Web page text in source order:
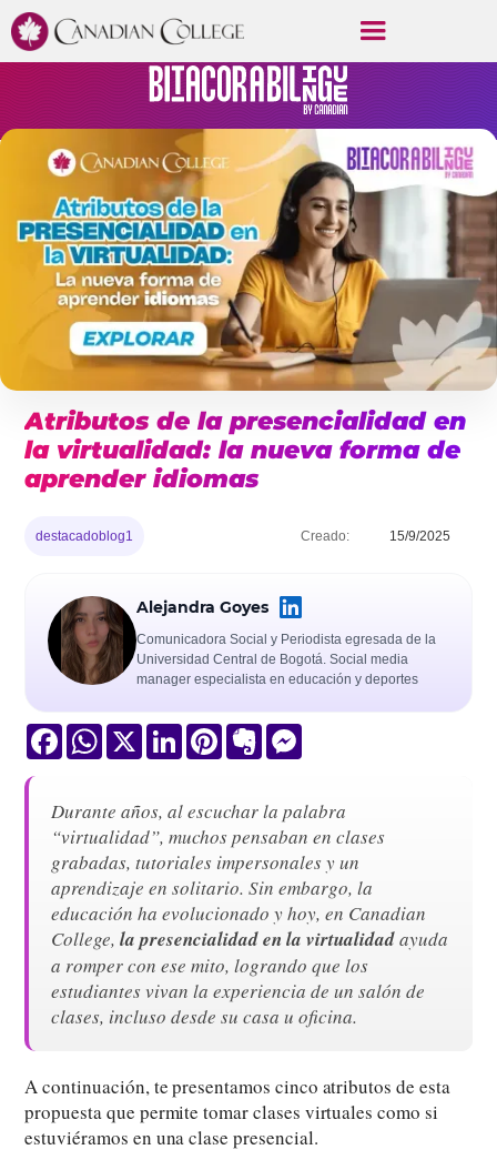
Atributos de la presencialidad en
la virtualidad: la nueva forma de
aprender idiomas
destacadoblog1 Creado: 15/9/2025
Alejandra Goyes
Comunicadora Social y Periodista egresada de la
Universidad Central de Bogotá. Social media
manager especialista en educación y deportes
FacebookWhatsApp
X LinkedInPinterestEvernote
Durante años, al escuchar la palabra
“virtualidad”, muchos pensaban en clases
grabadas, tutoriales impersonales y un
aprendizaje en solitario. Sin embargo, la
educación ha evolucionado y hoy, en Canadian
College,la presencialidad en la virtualidadayuda
a romper con ese mito, logrando que los
estudiantes vivan la experiencia de un salón de
clases, incluso desde su casa u oficina.
A continuación, te presentamos cinco atributos de esta
propuesta que permite tomar clases virtuales como si
estuviéramos en una clase presencial.